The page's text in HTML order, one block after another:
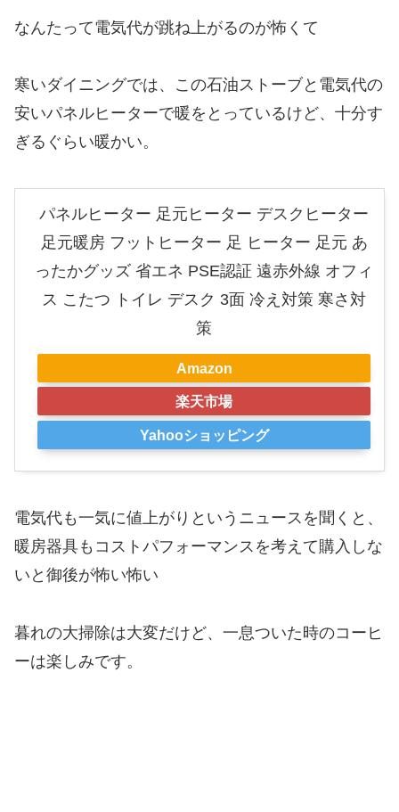
なんたって電気代が跳ね上がるのが怖くて
寒いダイニングでは、この石油ストーブと電気代の
安いパネルヒーターで暖をとっているけど、十分す
ぎるぐらい暖かい。
パネルヒーター 足元ヒーター デスクヒーター
足元暖房 フットヒーター 足 ヒーター 足元 あ
ったかグッズ 省エネ PSE認証 遠赤外線 オフィ
ス こたつ トイレ デスク 3面 冷え対策 寒さ対
策
Amazon
楽天市場
Yahooショッピング
電気代も一気に値上がりというニュースを聞くと、
暖房器具もコストパフォーマンスを考えて購入しな
いと御後が怖い怖い
暮れの大掃除は大変だけど、一息ついた時のコーヒ
ーは楽しみです。